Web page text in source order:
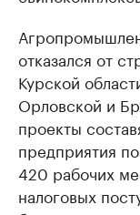
отказался от
Курской
Орловской и
проекты
предприятия
420 рабочих
налоговых